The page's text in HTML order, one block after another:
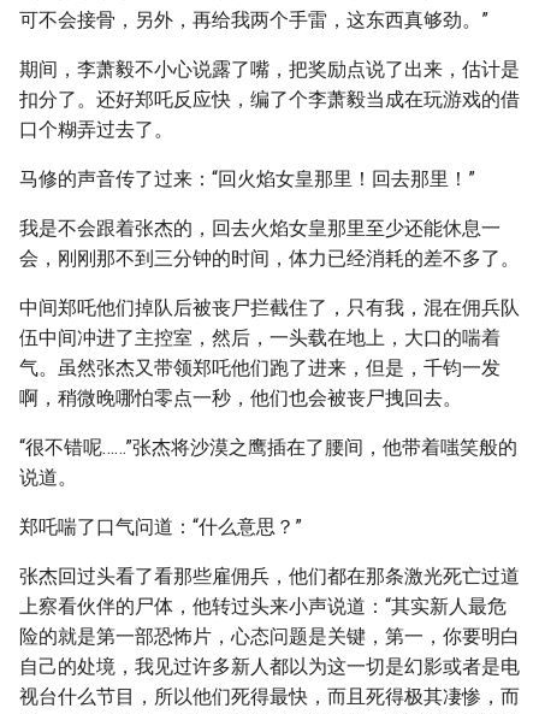
可不会接骨，另外，再给我两个手雷，这东西真够劲。”
期间，李萧毅不小心说露了嘴，把奖励点说了出来，估计是
扣分了。还好郑吒反应快，编了个李萧毅当成在玩游戏的借
口个糊弄过去了。
马修的声音传了过来：“回火焰女皇那里！回去那里！”
我是不会跟着张杰的，回去火焰女皇那里至少还能休息一
会，刚刚那不到三分钟的时间，体力已经消耗的差不多了。
中间郑吒他们掉队后被丧尸拦截住了，只有我，混在佣兵队
伍中间冲进了主控室，然后，一头载在地上，大口的喘着
气。虽然张杰又带领郑吒他们跑了进来，但是，千钧一发
啊，稍微晚哪怕零点一秒，他们也会被丧尸拽回去。
“很不错呢……”张杰将沙漠之鹰插在了腰间，他带着嗤笑般的
说道。
郑吒喘了口气问道：“什么意思？”
张杰回过头看了看那些雇佣兵，他们都在那条激光死亡过道
上察看伙伴的尸体，他转过头来小声说道：“其实新人最危
险的就是第一部恐怖片，心态问题是关键，第一，你要明白
自己的处境，我见过许多新人都以为这一切是幻影或者是电
视台什么节目，所以他们死得最快，而且死得极其凄惨，而